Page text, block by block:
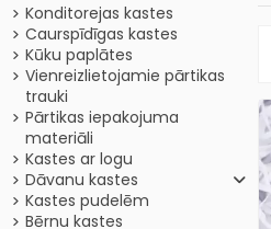
Konditorejas kastes
Caurspīdīgas kastes
Kūku paplātes
Vienreizlietojamie pārtikas
trauki
Pārtikas iepakojuma
materiāli
Kastes ar logu
Dāvanu kastes
Kastes pudelēm
Bērnu kastes